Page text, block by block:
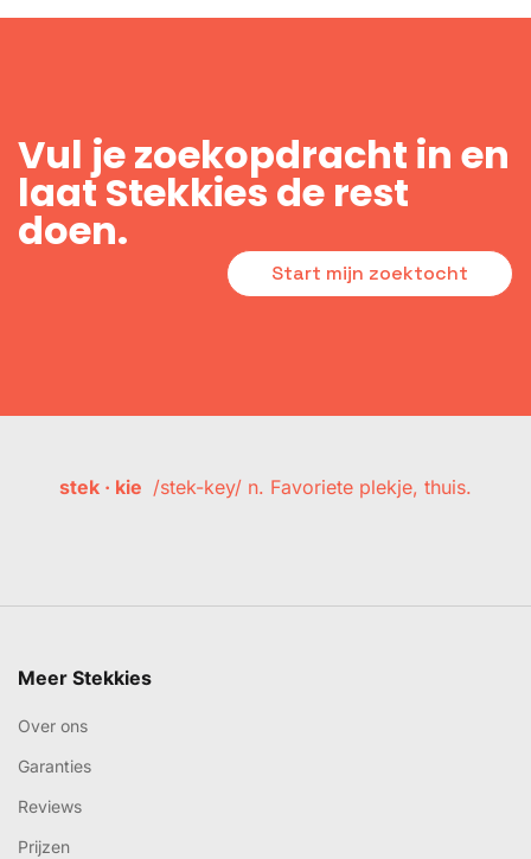
Vul je zoekopdracht in en
laat Stekkies de rest
doen.
Start mijn zoektocht
stek · kie /stek-key/ n. Favoriete plekje, thuis.
Meer Stekkies
Over ons
Garanties
Reviews
Prijzen